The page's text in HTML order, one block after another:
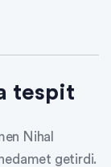
tespit
Nihal
nedamet getirdi.